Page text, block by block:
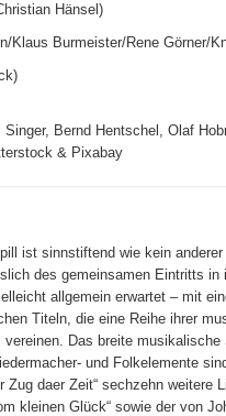
Hänsel)
Klaus Burmeister/Rene Görner/
Bernd Hentschel, Olaf
& Pixabay
ist sinnstiftend wie kein
des gemeinsamen Eintritts
allgemein erwartet – mit
Titeln, die eine Reihe ihrer
Das breite
und Folkelemente
daer Zeit“ sechzehn weitere
kleinen Glück“ sowie der von